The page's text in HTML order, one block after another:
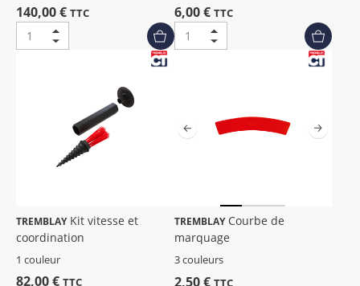
140,00 € TTC 6,00 € TTC
TREMBLAYKit vitesse et
coordination
1 couleur
82,00 € TTC
TREMBLAYCourbe de
marquage
3 couleurs
2,50 € TTC